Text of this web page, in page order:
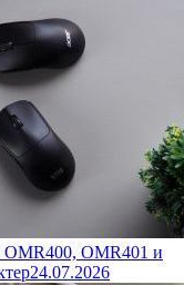
OMR401 и
24.07.2026